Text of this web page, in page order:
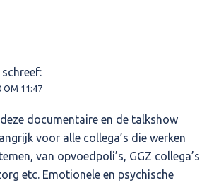
schreef:
OM 11:47
documentaire en de talkshow
voor alle collega’s die werken
van opvoedpoli’s, GGZ collega’s
etc. Emotionele en psychische